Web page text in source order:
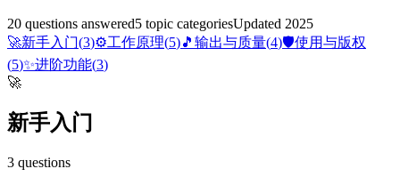
20 questions answered5 topic categoriesUpdated 2025
🚀新手入门(3)⚙️工作原理(5)🎵 输出与质量(4)🛡️使用与版权
(5)✨进阶功能(3)
🚀
新手入门
3 questions